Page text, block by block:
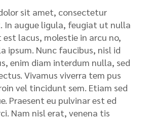
sit amet, consectetur
In augue ligula, feugiat ut nulla
lacus, molestie in arcu no,
ipsum. Nunc faucibus, nisl id
enim diam interdum nulla, sed
Vivamus viverra tem pus
vel tincidunt sem. Etiam sed
Praesent eu pulvinar est ed
Nam nisl erat, venena tis